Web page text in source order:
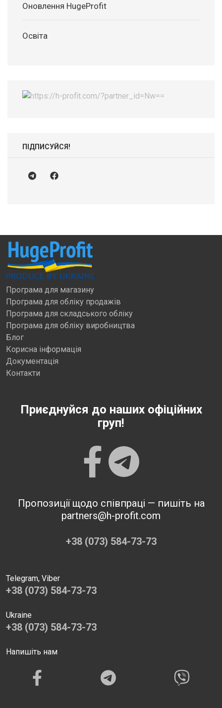
Оновлення HugeProfit
Освіта
ПІДПИСУЙСЯ!
Програма для магазину
Програма для обліку продажів
Програма для складського обліку
Програма для обліку виробництва
Блог
Корисна інформація
Документація
Контакти
Приєднуйся до наших офіційних
груп!
Пропозиції щодо співпраці — пишіть на
partners@h-profit.com
+38 (073) 584-73-73
Telegram, Viber
+38 (073) 584-73-73
Ukraine
+38 (073) 584-73-73
Напишіть нам